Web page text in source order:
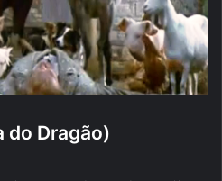
do Dragão)